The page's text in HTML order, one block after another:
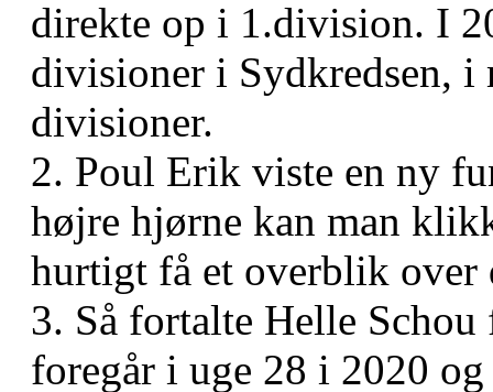
direkte op i 1.division. I
divisioner i Sydkredsen,
divisioner.
2. Poul Erik viste en ny
højre hjørne kan man
hurtigt få et overblik
3. Så fortalte Helle
foregår i uge 28 i 2020